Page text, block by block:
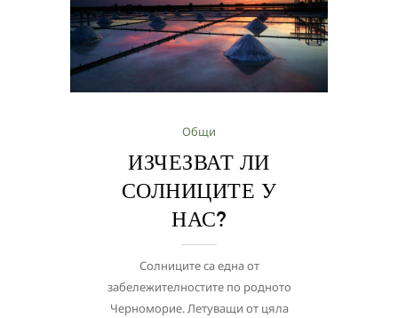
Общи
ИЗЧЕЗВАТ ЛИ
СОЛНИЦИТЕ У
НАС?
Солниците са една от
забележителностите по родното
Черноморие. Летуващи от цяла